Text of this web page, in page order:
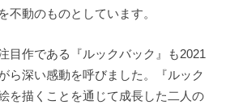
不動のものとしています。
目作である『ルックバック』も2021
ら深い感動を呼びました。
『ルック
を描くことを通じて成長した二人の